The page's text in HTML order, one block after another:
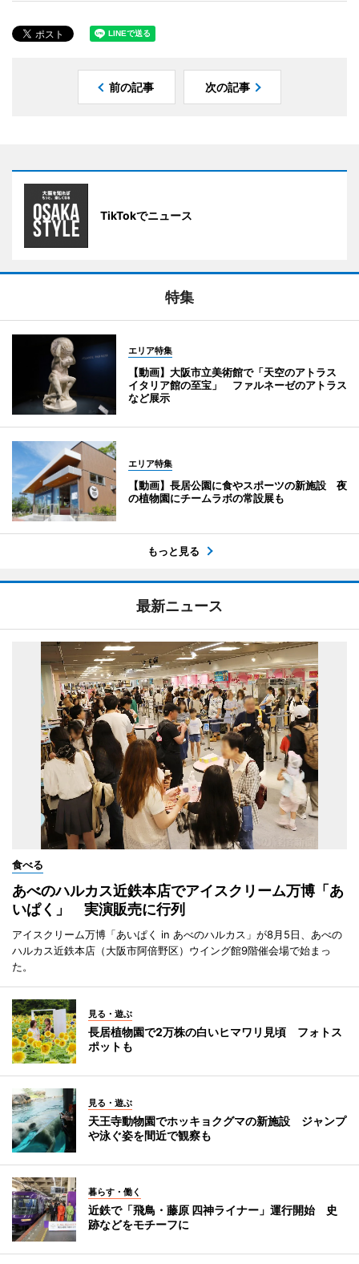
前の記事 次の記事
TikTokでニュース
特集
エリア特集
【動画】大阪市立美術館で「天空のアトラス
イタリア館の至宝」 ファルネーゼのアトラス
など展示
エリア特集
【動画】長居公園に食やスポーツの新施設 夜
の植物園にチームラボの常設展も
もっと見る
最新ニュース
食べる
あべのハルカス近鉄本店でアイスクリーム万博「あ
いぱく」 実演販売に行列
アイスクリーム万博「あいぱく in あべのハルカス」が8月5日、あべの
ハルカス近鉄本店（大阪市阿倍野区）ウイング館9階催会場で始まっ
た。
見る・遊ぶ
長居植物園で2万株の白いヒマワリ見頃 フォトス
ポットも
見る・遊ぶ
天王寺動物園でホッキョクグマの新施設 ジャンプ
や泳ぐ姿を間近で観察も
暮らす・働く
近鉄で「飛鳥・藤原 四神ライナー」運行開始 史
跡などをモチーフに